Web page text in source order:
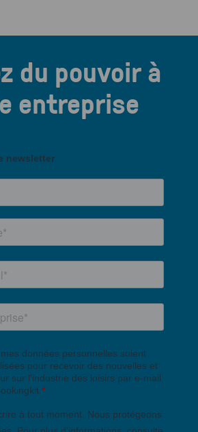
du pouvoir à
entreprise